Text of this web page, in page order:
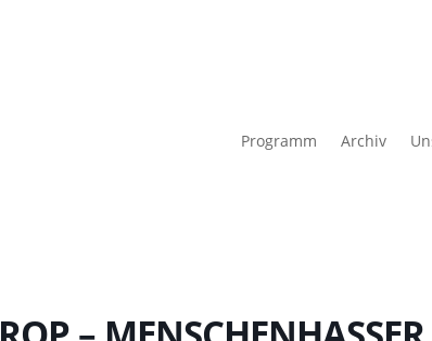
Programm Archiv